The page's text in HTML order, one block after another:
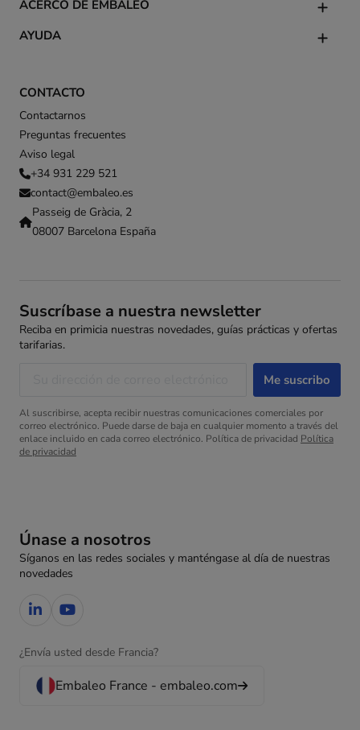
CONTACTO
Contactarnos
Preguntas frecuentes
Aviso legal
+34 931 229 521
contact@embaleo.es
Passeig de Gràcia, 2
08007 Barcelona España
ACERCO DE EMBALEO
AYUDA
Únase a nosotros
Síganos en las redes sociales y manténgase al día de nuestras
novedades
¿Envía usted desde Francia?
Embaleo France - embaleo.com
Suscríbase a nuestra newsletter
Reciba en primicia nuestras novedades, guías prácticas y ofertas
tarifarias.
Al suscribirse, acepta recibir nuestras comunicaciones comerciales por
correo electrónico. Puede darse de baja en cualquier momento a través del
enlace incluido en cada correo electrónico. Política de privacidad Política
de privacidad